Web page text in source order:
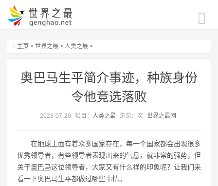
主页 > 世界之最 > 人类之最 >
奥巴马生平简介事迹，种族身份
令他竞选落败
2023-07-20 栏目： 人类之最 浏览： 次 世界之最网
在地球 上面有着众多国家存在，每一个国家都会出现很多
优秀领导者，有些领导者表现出来的气息，就非常的强势，但
关于奥巴马这位领导者，大家又有什么样的印象呢？让我们来
看一下奥巴马生平都做过哪些事情。